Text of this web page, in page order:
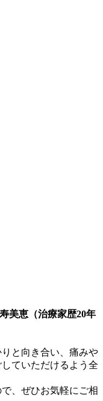
美恵（治療家歴20年
と向き合い、痛みや
ていただけるよう全
、ぜひお気軽にご相